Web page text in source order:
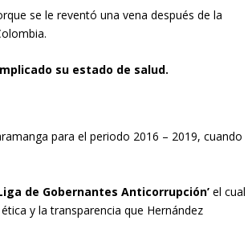
se le reventó una vena después de la
su estado de salud.
para el periodo 2016 – 2019, cuando
de Gobernantes Anticorrupción’ el cual
y la transparencia que Hernández